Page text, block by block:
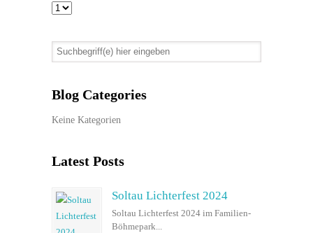
Blog Categories
Keine Kategorien
Latest Posts
Soltau Lichterfest 2024
Soltau Lichterfest 2024 im Familien-
Böhmepark...